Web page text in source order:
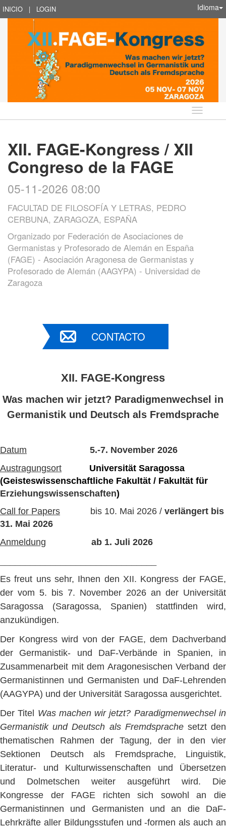
INICIO | LOGIN Idioma
Idioma
XII. FAGE-Kongress / XII
Congreso de la FAGE
05-11-2026 08:00
FACULTAD DE FILOSOFÍA Y LETRAS, PEDRO
CERBUNA, ZARAGOZA, ESPAÑA
Organizado por Federación de Asociaciones de
Germanistas y Profesorado de Alemán en España
(FAGE) - Asociación Aragonesa de Germanistas y
Profesorado de Alemán (AAGYPA) - Universidad de
Zaragoza
CONTACTO
XII. FAGE-Kongress
Was machen wir jetzt? Paradigmenwechsel in
Germanistik und Deutsch als Fremdsprache
Datum 5.-7. November 2026
Austragungsort
Universität Saragossa
(Geisteswissenschaftliche Fakultät / Fakultät für
Erziehungswissenschaften)
Call for Papers bis 10. Mai 2026 / verlängert bis
31. Mai 2026
Anmeldung
ab 1. Juli 2026
Es freut uns sehr, Ihnen den XII. Kongress der FAGE,
der vom 5. bis 7. November 2026 an der Universität
Saragossa (Saragossa, Spanien) stattfinden wird,
anzukündigen.
Der Kongress wird von der FAGE, dem Dachverband
der Germanistik- und DaF-Verbände in Spanien, in
Zusammenarbeit mit dem Aragonesischen Verband der
Germanistinnen und Germanisten und DaF-Lehrenden
(AAGYPA) und der Universität Saragossa ausgerichtet.
Der Titel Was machen wir jetzt? Paradigmenwechsel in
Germanistik und Deutsch als Fremdsprachesetzt den
thematischen Rahmen der Tagung, der in den vier
Sektionen Deutsch als Fremdsprache, Linguistik,
Literatur- und Kulturwissenschaften und Übersetzen
und Dolmetschen weiter ausgeführt wird. Die
Kongresse der FAGE richten sich sowohl an die
Germanistinnen und Germanisten und an die DaF-
Lehrkräfte aller Bildungsstufen und -formen als auch an